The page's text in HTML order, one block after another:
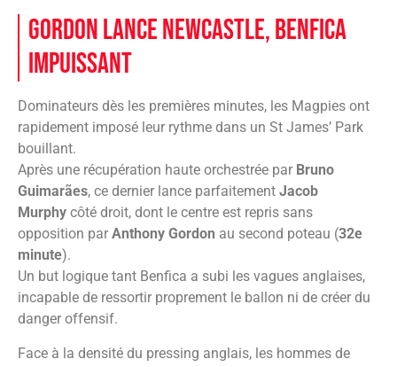
Gordon lance Newcastle, Benfica
impuissant
Dominateurs dès les premières minutes, les Magpies ont
rapidement imposé leur rythme dans un St James’ Park
bouillant.
Après une récupération haute orchestrée par Bruno
Guimarães, ce dernier lance parfaitement Jacob
Murphy côté droit, dont le centre est repris sans
opposition par Anthony Gordon au second poteau (32e
minute).
Un but logique tant Benfica a subi les vagues anglaises,
incapable de ressortir proprement le ballon ni de créer du
danger offensif.
Face à la densité du pressing anglais, les hommes de